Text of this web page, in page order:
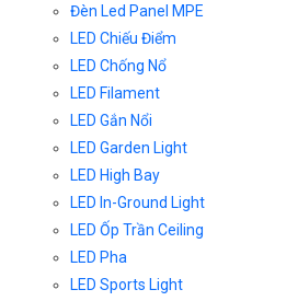
Đèn Led Panel MPE
LED Chiếu Điểm
LED Chống Nổ
LED Filament
LED Gắn Nổi
LED Garden Light
LED High Bay
LED In-Ground Light
LED Ốp Trần Ceiling
LED Pha
LED Sports Light